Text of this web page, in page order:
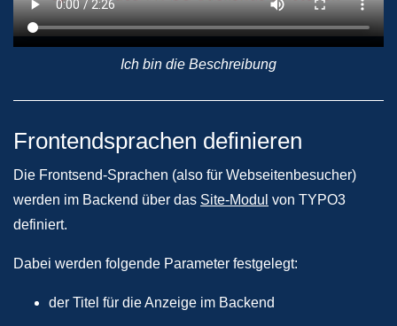
Ich bin die Beschreibung
Frontendsprachen definieren
Die Frontsend-Sprachen (also für Webseitenbesucher)
werden im Backend über das Site-Modul von TYPO3
definiert.
Dabei werden folgende Parameter festgelegt:
der Titel für die Anzeige im Backend